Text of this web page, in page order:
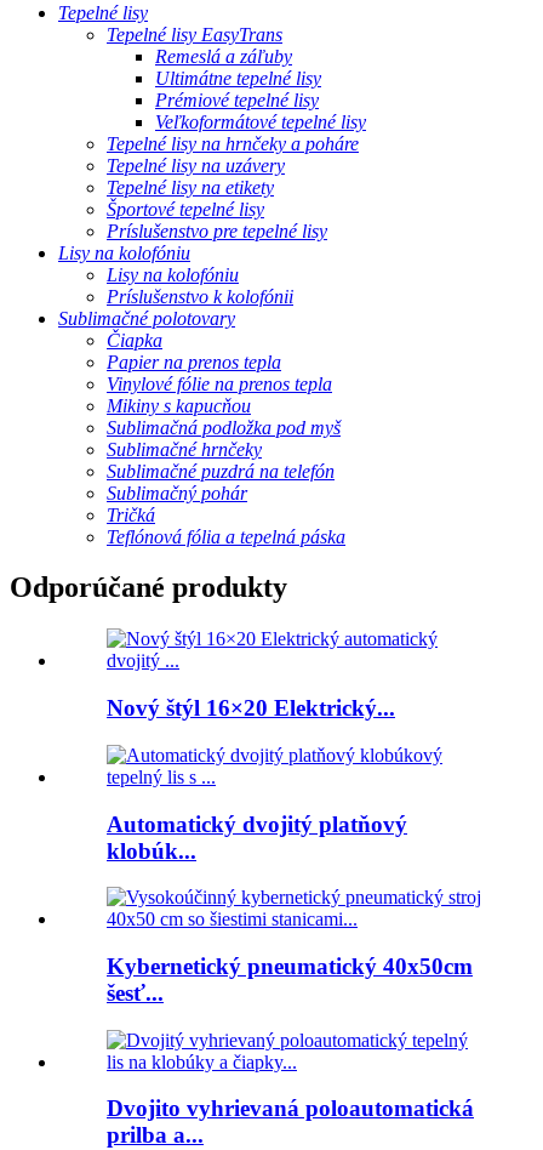
Tepelné lisy
Tepelné lisy EasyTrans
Remeslá a záľuby
Ultimátne tepelné lisy
Prémiové tepelné lisy
Veľkoformátové tepelné lisy
Tepelné lisy na hrnčeky a poháre
Tepelné lisy na uzávery
Tepelné lisy na etikety
Športové tepelné lisy
Príslušenstvo pre tepelné lisy
Lisy na kolofóniu
Lisy na kolofóniu
Príslušenstvo k kolofónii
Sublimačné polotovary
Čiapka
Papier na prenos tepla
Vinylové fólie na prenos tepla
Mikiny s kapucňou
Sublimačná podložka pod myš
Sublimačné hrnčeky
Sublimačné puzdrá na telefón
Sublimačný pohár
Tričká
Teflónová fólia a tepelná páska
Odporúčané produkty
Nový štýl 16×20 Elektrický...
Automatický dvojitý platňový
klobúk...
Kybernetický pneumatický 40x50cm
šesť...
Dvojito vyhrievaná poloautomatická
prilba a...